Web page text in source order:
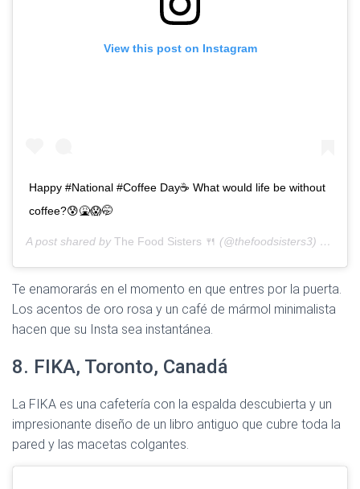
View this post on Instagram
Happy #National #Coffee Day☕️ What would life be without
coffee?😰🤮😱🤭
A post shared by The Food Sisters 🍴 (@thefoodsisters3) on
Te enamorarás en el momento en que entres por la puerta.
Los acentos de oro rosa y un café de mármol minimalista
hacen que su Insta sea instantánea.
8. FIKA, Toronto, Canadá
La FIKA es una cafetería con la espalda descubierta y un
impresionante diseño de un libro antiguo que cubre toda la
pared y las macetas colgantes.